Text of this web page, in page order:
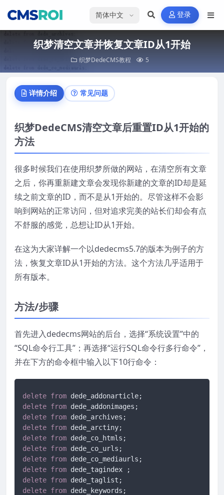
选择语言 登录
织梦清空文章并恢复文章ID从1开始
织梦DedeCMS教程 5
详情介绍 常见问题
织梦DedeCMS清空文章后重置ID从1开始的
方法
很多时候我们在使用织梦所做的网站，在清空所有文章
之后，你再重新建文章会发现你新建的文章的ID却是延
续之前文章的ID，而不是从1开始的。尽管这样不会影
响到网站的正常访问，但对追求完美的站长们却会有点
不舒服的感觉，总想让ID从1开始。
在这为大家详解一个以dedecms5.7的版本为例子的方
法，恢复文章ID从1开始的方法。这个方法几乎适用于
所有版本。
方法/步骤
首先进入dedecms网站的后台，选择“系统设置”中的
“SQL命令行工具”；再选择“运行SQL命令行多行命令”，
并在下方的命令框中输入以下10行命令：
delete from
delete from
delete from
delete from
delete from
delete from
delete from
delete from
delete from
delete from dede_keywords;